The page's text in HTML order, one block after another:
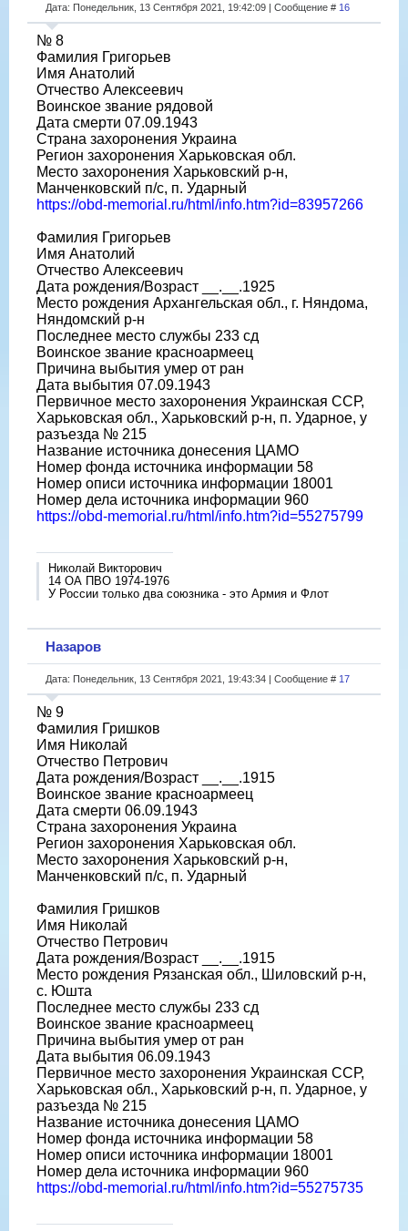
Дата: Понедельник, 13 Сентября 2021, 19:42:09 | Сообщение # 16
№ 8
Фамилия Григорьев
Имя Анатолий
Отчество Алексеевич
Воинское звание рядовой
Дата смерти 07.09.1943
Страна захоронения Украина
Регион захоронения Харьковская обл.
Место захоронения Харьковский р-н,
Манченковский п/с, п. Ударный
https://obd-memorial.ru/html/info.htm?id=83957266
Фамилия Григорьев
Имя Анатолий
Отчество Алексеевич
Дата рождения/Возраст __.__.1925
Место рождения Архангельская обл., г. Няндома,
Няндомский р-н
Последнее место службы 233 сд
Воинское звание красноармеец
Причина выбытия умер от ран
Дата выбытия 07.09.1943
Первичное место захоронения Украинская ССР,
Харьковская обл., Харьковский р-н, п. Ударное, у
разъезда № 215
Название источника донесения ЦАМО
Номер фонда источника информации 58
Номер описи источника информации 18001
Номер дела источника информации 960
https://obd-memorial.ru/html/info.htm?id=55275799
Николай Викторович
14 ОА ПВО 1974-1976
У России только два союзника - это Армия и Флот
Назаров
Дата: Понедельник, 13 Сентября 2021, 19:43:34 | Сообщение # 17
№ 9
Фамилия Гришков
Имя Николай
Отчество Петрович
Дата рождения/Возраст __.__.1915
Воинское звание красноармеец
Дата смерти 06.09.1943
Страна захоронения Украина
Регион захоронения Харьковская обл.
Место захоронения Харьковский р-н,
Манченковский п/с, п. Ударный
Фамилия Гришков
Имя Николай
Отчество Петрович
Дата рождения/Возраст __.__.1915
Место рождения Рязанская обл., Шиловский р-н,
с. Юшта
Последнее место службы 233 сд
Воинское звание красноармеец
Причина выбытия умер от ран
Дата выбытия 06.09.1943
Первичное место захоронения Украинская ССР,
Харьковская обл., Харьковский р-н, п. Ударное, у
разъезда № 215
Название источника донесения ЦАМО
Номер фонда источника информации 58
Номер описи источника информации 18001
Номер дела источника информации 960
https://obd-memorial.ru/html/info.htm?id=55275735